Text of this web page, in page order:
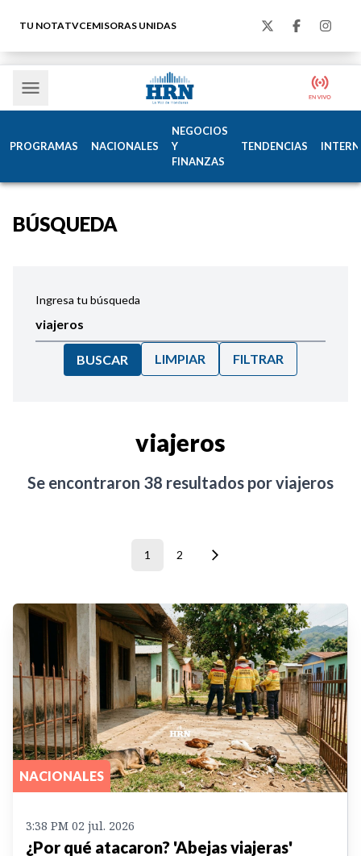
TU NOTATVCEMISORAS UNIDAS
PROGRAMAS NACIONALES
NEGOCIOS
Y
FINANZAS
TENDENCIAS
BÚSQUEDA
Ingresa tu búsqueda
BUSCAR LIMPIAR FILTRAR
viajeros
Se encontraron 38 resultados porviajeros
1 2
NACIONALES
3:38 PM 02 jul. 2026
¿Por qué atacaron? 'Abejas viajeras'